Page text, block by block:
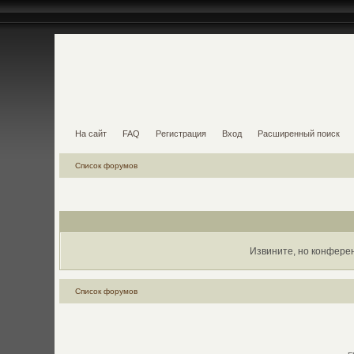
На сайт FAQ Регистрация Вход Расширенный поиск
Список форумов
Извините, но
Список форумов